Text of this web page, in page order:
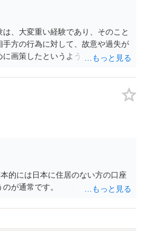
、大変重い経験であり、そのこと
方の行為に対して、故意や過失が
画策したというような事情があれ
性が高く、その場合、大学側やそ
たことに責任追及することは、相
も方法かと思います。
的には日本に住居のない方の口座
が通常です。